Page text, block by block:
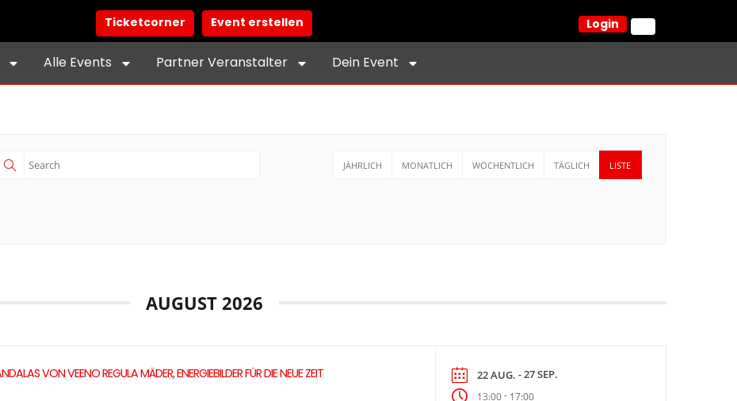
Ticketcorner Event erstellen Login
Alle Events Partner Veranstalter Dein Event
JÄHRLICH MONATLICH WÖCHENTLICH TÄGLICH LISTE
AUGUST 2026
VON VEENO REGULA MÄDER, ENERGIEBILDER FÜR DIE NEUE ZEIT 22 AUG. - 27 SEP.
13:00- 17:00